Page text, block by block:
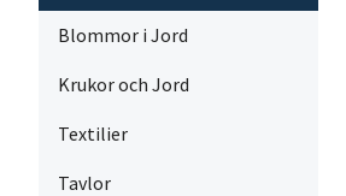
Blommor i Jord
Krukor och Jord
Textilier
Tavlor